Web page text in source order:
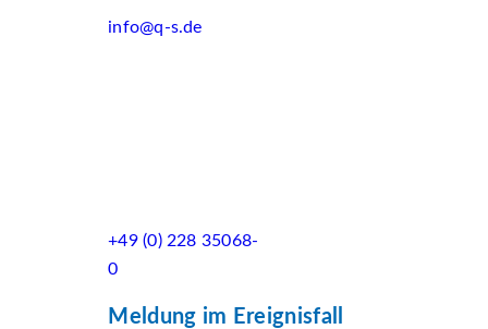
info@q-s.de
+49 (0) 228 35068-
0
Meldung im Ereignisfall